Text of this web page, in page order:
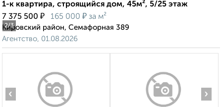
2/3
1-к квартира, строящийся дом, 45м², 5/25 этаж
7 375 500 ₽ 165 000 ₽ за м²
Кировский район, Семафорная 389
Агентство, 01.08.2026
‹ ›